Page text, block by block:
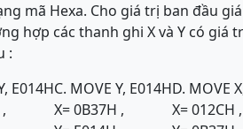
mã Hexa. Cho giá trị ban đầu
hợp các thanh ghi X và Y có
:
E014HC. MOVE Y, E014H
X= 0B37H ,
D. MOVE
X= 012CH ,